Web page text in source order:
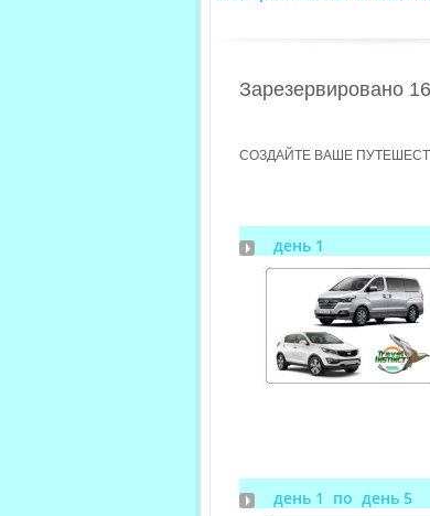
Зарезервировано
СОЗДАЙТЕ ВАШЕ
день 1
день 1 по день 5